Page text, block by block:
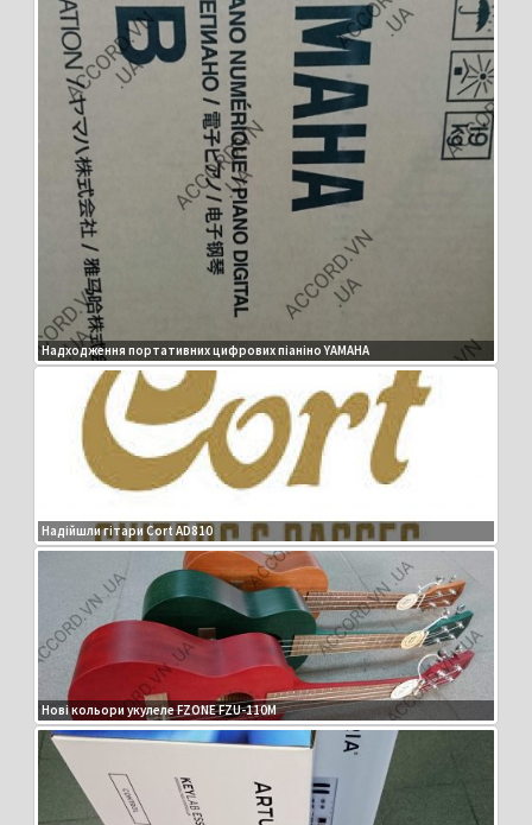
Надходження портативних цифрових піаніно YAMAHA
Надійшли гітари Cort AD810
Нові кольори укулеле FZONE FZU-110M